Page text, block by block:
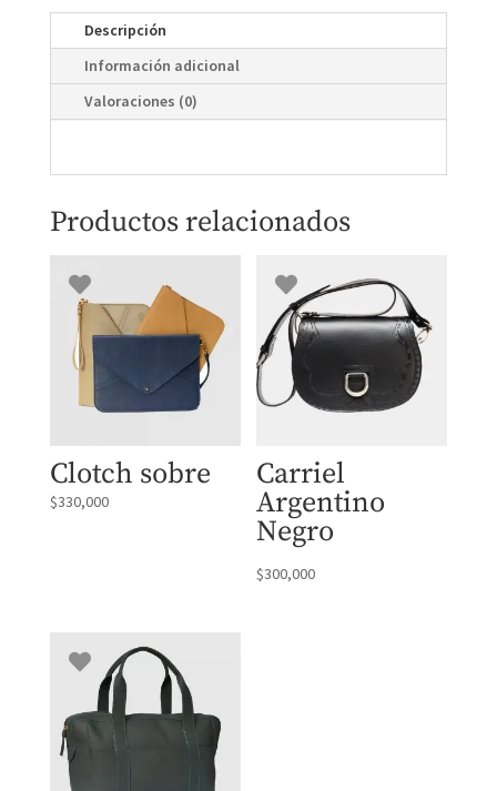
Descripción
Información adicional
Valoraciones (0)
Productos relacionados
Clotch sobre
$330,000
Carriel
Argentino
Negro
$300,000